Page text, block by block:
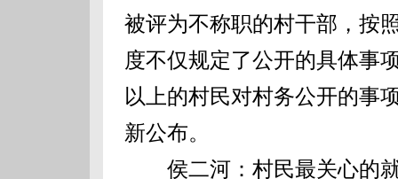
被评为不称职的村干部，按
度不仅规定了公开的具体事
以上的村民对村务公开的事
新公布。
侯二河：村民最关心的就